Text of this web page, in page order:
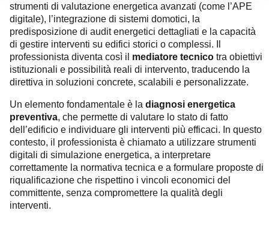
strumenti di valutazione energetica avanzati (come l’APE
digitale), l’integrazione di sistemi domotici, la
predisposizione di audit energetici dettagliati e la capacità
di gestire interventi su edifici storici o complessi. Il
professionista diventa così il mediatore tecnico tra obiettivi
istituzionali e possibilità reali di intervento, traducendo la
direttiva in soluzioni concrete, scalabili e personalizzate.
Un elemento fondamentale è la diagnosi energetica
preventiva, che permette di valutare lo stato di fatto
dell’edificio e individuare gli interventi più efficaci. In questo
contesto, il professionista è chiamato a utilizzare strumenti
digitali di simulazione energetica, a interpretare
correttamente la normativa tecnica e a formulare proposte di
riqualificazione che rispettino i vincoli economici del
committente, senza compromettere la qualità degli
interventi.